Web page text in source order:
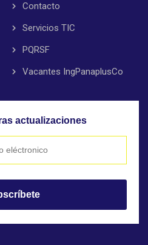
Contacto
Servicios TIC
PQRSF
Vacantes IngPanaplusCo
actualizaciones